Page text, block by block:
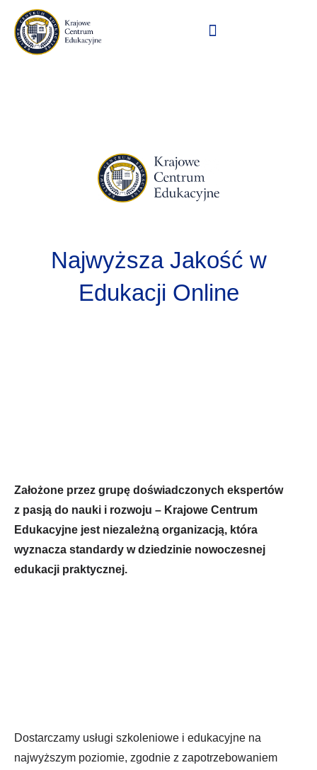
Przejdź
treści
Najwyższa Jakość w
Edukacji Online
Założone przez grupę doświadczonych ekspertów
z pasją do nauki i rozwoju – Krajowe Centrum
Edukacyjne jest niezależną organizacją, która
wyznacza standardy w dziedzinie nowoczesnej
edukacji praktycznej.
Dostarczamy usługi szkoleniowe i edukacyjne na
najwyższym poziomie, zgodnie z zapotrzebowaniem